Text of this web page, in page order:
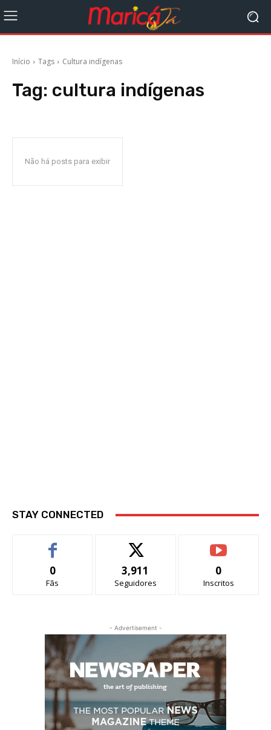
Início Tags Cultura indígenas
Tag: cultura indígenas
Não há posts para exibir
STAY CONNECTED
0
Fãs
3,911
Seguidores
0
Inscritos
- Advertisement -